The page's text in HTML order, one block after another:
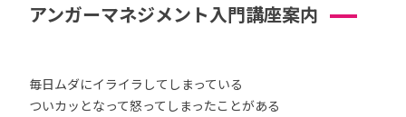
アンガーマネジメント入門講座案内
毎日ムダにイライラしてしまっている
ついカッとなって怒ってしまったことがある